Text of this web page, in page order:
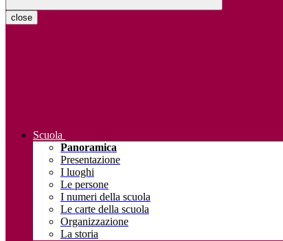
close
Scuola
Panoramica
Presentazione
I luoghi
Le persone
I numeri della scuola
Le carte della scuola
Organizzazione
La storia